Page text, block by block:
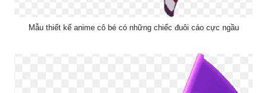
Mẫu thiết kế anime cô bé có những chiếc đuôi cáo cực ngầu